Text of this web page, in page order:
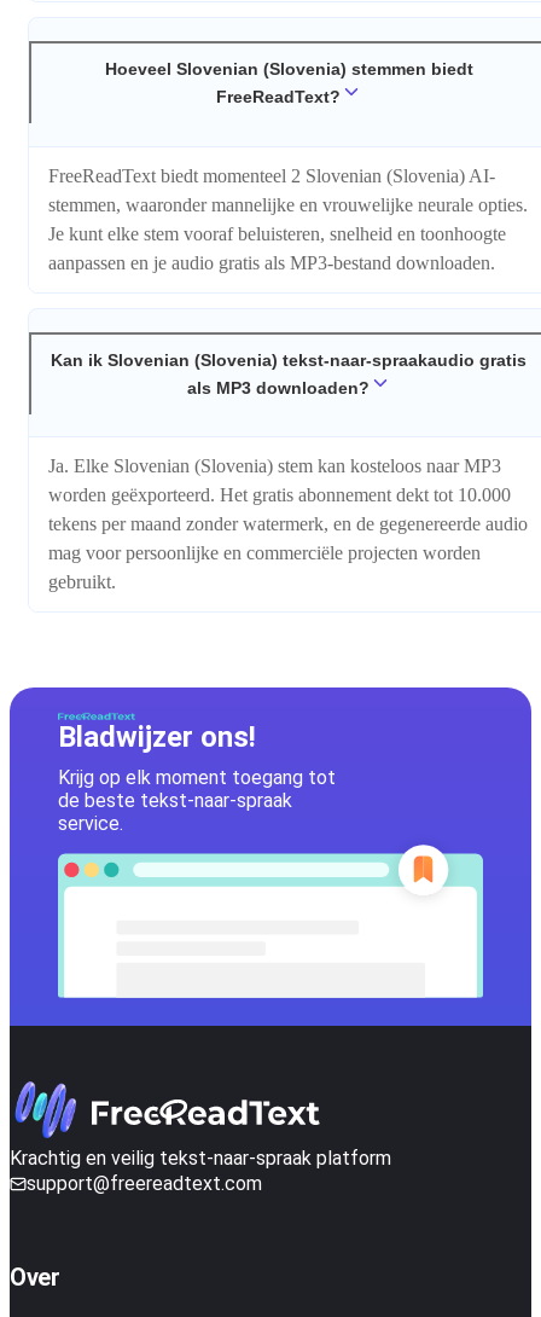
Hoeveel Slovenian (Slovenia) stemmen biedt
FreeReadText?
FreeReadText biedt momenteel 2 Slovenian (Slovenia) AI-
stemmen, waaronder mannelijke en vrouwelijke neurale opties.
Je kunt elke stem vooraf beluisteren, snelheid en toonhoogte
aanpassen en je audio gratis als MP3-bestand downloaden.
Kan ik Slovenian (Slovenia) tekst-naar-spraakaudio gratis
als MP3 downloaden?
Ja. Elke Slovenian (Slovenia) stem kan kosteloos naar MP3
worden geëxporteerd. Het gratis abonnement dekt tot 10.000
tekens per maand zonder watermerk, en de gegenereerde audio
mag voor persoonlijke en commerciële projecten worden
gebruikt.
Bladwijzer ons!
Krijg op elk moment toegang tot
de beste tekst-naar-spraak
service.
Krachtig en veilig tekst-naar-spraak platform
support@freereadtext.com
Over